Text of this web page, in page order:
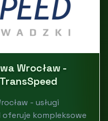
Wrocław -
- usługi
kompleksowe